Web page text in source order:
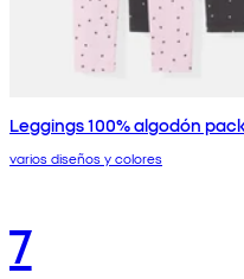
Leggings 100% algodón
varios diseños y colores
7